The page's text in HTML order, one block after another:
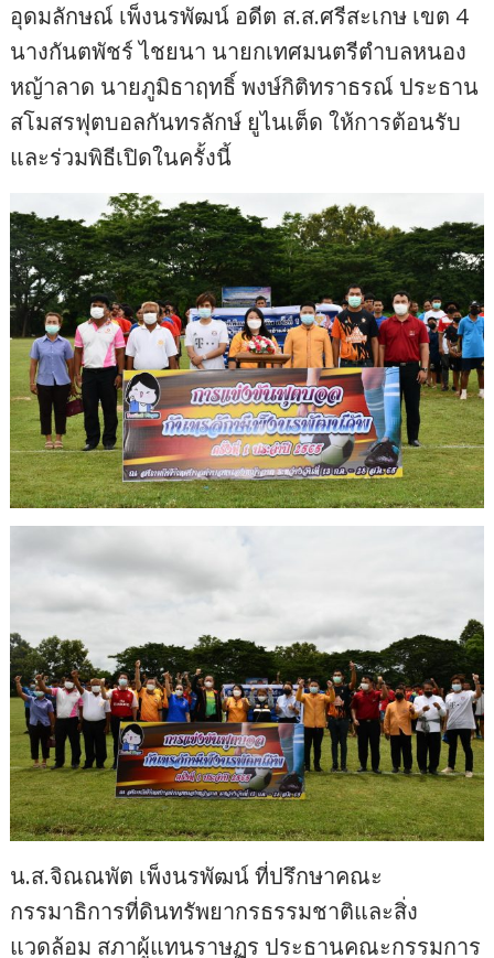
อุดมลักษณ์ เพ็งนรพัฒน์ อดีต ส.ส.ศรีสะเกษ เขต 4
นางกันตพัชร์ ไชยนา นายกเทศมนตรีตำบลหนอง
หญ้าลาด นายภูมิธาฤทธิ์ พงษ์กิติทราธรณ์ ประธาน
สโมสรฟุตบอลกันทรลักษ์ ยูไนเต็ด ให้การต้อนรับ
และร่วมพิธีเปิดในครั้งนี้
น.ส.จิณณพัต เพ็งนรพัฒน์ ที่ปรึกษาคณะ
กรรมาธิการที่ดินทรัพยากรธรรมชาติและสิ่ง
แวดล้อม สภาผู้แทนราษฏร ประธานคณะกรรมการ